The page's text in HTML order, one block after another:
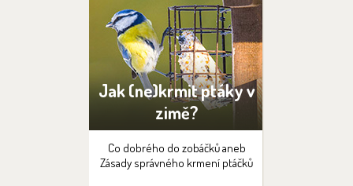
Jak (ne)krmit ptáky v
zimě?
Co dobrého do zobáčků aneb
Zásady správného krmení ptáčků